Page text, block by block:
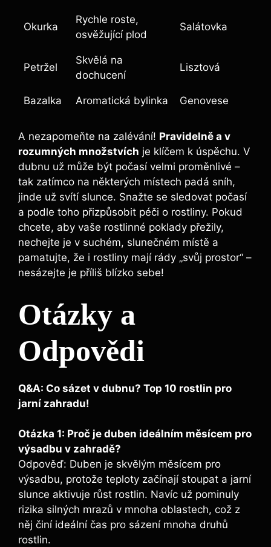
Okurka
Rychle roste,
osvěžující plod
Salátovka
Petržel
Skvělá na
dochucení
Lisztová
Bazalka Aromatická bylinka Genovese
A nezapomeňte na zalévání! Pravidelně a v
rozumných množstvích je klíčem k úspěchu. V
dubnu už může být počasí velmi proměnlivé –
tak zatímco na některých místech padá sníh,
jinde už svítí slunce. Snažte se sledovat počasí
a podle toho přizpůsobit péči o rostliny. Pokud
chcete, aby vaše rostlinné poklady přežily,
nechejte je v suchém, slunečném místě a
pamatujte, že i rostliny mají rády „svůj prostor“ –
nesázejte je příliš blízko sebe!
Otázky a
Odpovědi
Q&A: Co sázet v dubnu? Top 10 rostlin pro
jarní zahradu!
Otázka 1: Proč je duben ideálním měsícem pro
výsadbu v zahradě?
Odpověď: Duben je skvělým měsícem pro
výsadbu, protože teploty začínají stoupat a jarní
slunce aktivuje růst rostlin. Navíc už pominuly
rizika silných mrazů v mnoha oblastech, což z
něj činí ideální čas pro sázení mnoha druhů
rostlin.